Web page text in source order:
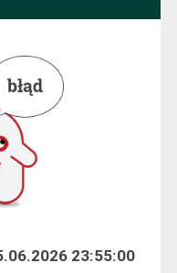
23:55:00